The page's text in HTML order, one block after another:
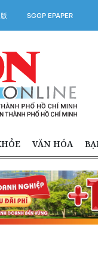
SGGP EPAPER
VĂN HÓA